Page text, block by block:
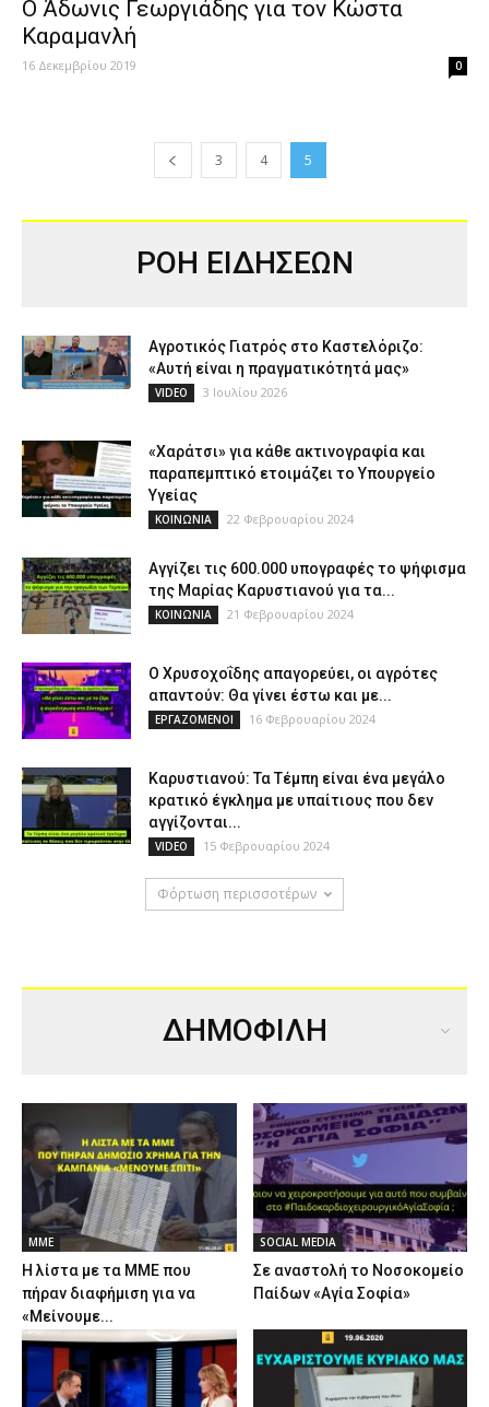
Ο Άδωνις Γεωργιάδης για τον Κώστα
Καραμανλή
16 Δεκεμβρίου 2019 0
3 4 5
ΡΟΗ ΕΙΔΗΣΕΩΝ
Αγροτικός Γιατρός στο Καστελόριζο:
«Αυτή είναι η πραγματικότητά μας»
VIDEO 3 Ιουλίου 2026
«Χαράτσι» για κάθε ακτινογραφία και
παραπεμπτικό ετοιμάζει το Υπουργείο
Υγείας
ΚΟΙΝΩΝΙΑ 22 Φεβρουαρίου 2024
Αγγίζει τις 600.000 υπογραφές το ψήφισμα
της Μαρίας Καρυστιανού για τα...
ΚΟΙΝΩΝΙΑ 21 Φεβρουαρίου 2024
Ο Χρυσοχοΐδης απαγορεύει, οι αγρότες
απαντούν: Θα γίνει έστω και με...
ΕΡΓΑΖΟΜΕΝΟΙ 16 Φεβρουαρίου 2024
Καρυστιανού: Τα Τέμπη είναι ένα μεγάλο
κρατικό έγκλημα με υπαίτιους που δεν
αγγίζονται...
VIDEO 15 Φεβρουαρίου 2024
Φόρτωση περισσοτέρων
ΔΗΜΟΦΙΛΗ
ΜΜΕ
Η λίστα με τα ΜΜΕ που
πήραν διαφήμιση για να
«Μείνουμε...
SOCIAL MEDIA
Σε αναστολή το Νοσοκομείο
Παίδων «Αγία Σοφία»